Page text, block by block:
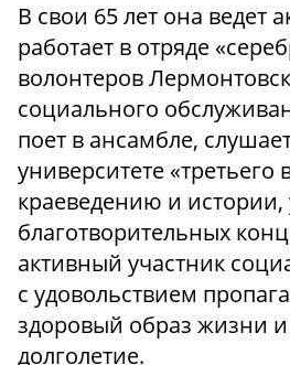
В свои 65 лет она ведет
работает в отряде
волонтеров
социального
поет в ансамбле,
университете «третьего
краеведению и истории,
благотворительных
активный участник
с удовольствием
здоровый образ жизни
долголетие.